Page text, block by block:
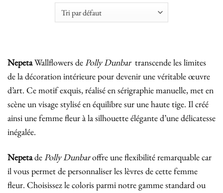
NepetaWallflowers dePolly Dunbartranscende les limites
de la décoration intérieure pour devenir une véritable œuvre
d’art. Ce motif exquis, réalisé en sérigraphie manuelle, met en
scène un visage stylisé en équilibre sur une haute tige. Il créé
ainsi une femme fleur à la silhouette élégante d’une délicatesse
inégalée.
NepetadePolly Dunbaroffre une flexibilité remarquable car
il vous permet de personnaliser les lèvres de cette femme
fleur. Choisissez le coloris parmi notre gamme standard ou